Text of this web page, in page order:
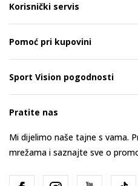
Korisnički servis
Pomoć pri kupovini
Sport Vision pogodnosti
Pratite nas
Mi dijelimo naše tajne s vama.
mrežama i saznajte sve o